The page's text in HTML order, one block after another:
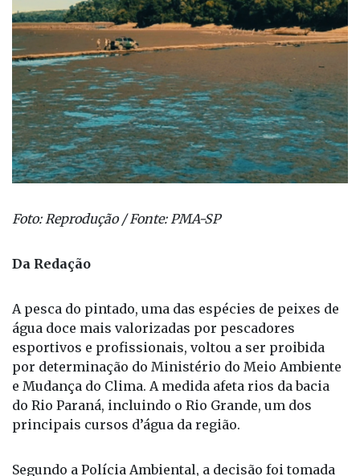
Foto: Reprodução / Fonte: PMA-SP
Da Redação
A pesca do pintado, uma das espécies de peixes de
água doce mais valorizadas por pescadores
esportivos e profissionais, voltou a ser proibida
por determinação do Ministério do Meio Ambiente
e Mudança do Clima. A medida afeta rios da bacia
do Rio Paraná, incluindo o Rio Grande, um dos
principais cursos d’água da região.
Segundo a Polícia Ambiental, a decisão foi tomada